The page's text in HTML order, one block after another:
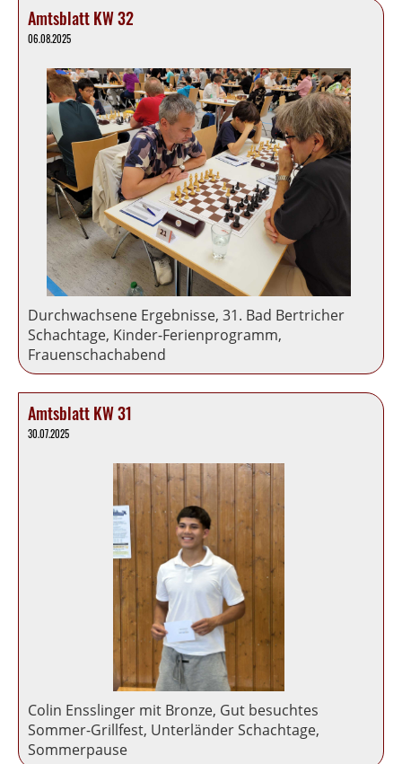
Amtsblatt KW 32
06.08.2025
Durchwachsene Ergebnisse, 31. Bad Bertricher
Schachtage, Kinder-Ferienprogramm,
Frauenschachabend
Amtsblatt KW 31
30.07.2025
Colin Ensslinger mit Bronze, Gut besuchtes
Sommer-Grillfest, Unterländer Schachtage,
Sommerpause